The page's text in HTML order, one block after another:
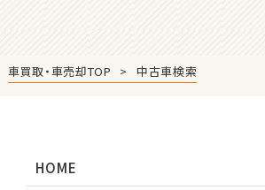
車買取・車売却TOP 中古車検索
HOME